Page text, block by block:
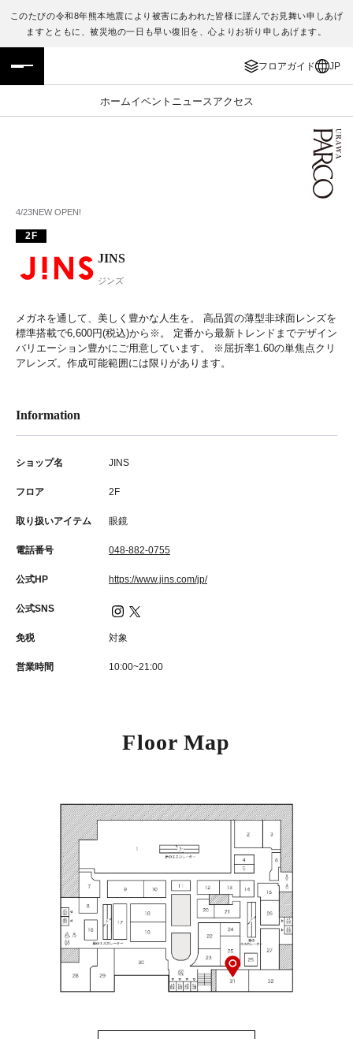
このたびの令和8年熊本地震により被害にあわれた皆様に謹んでお見舞い申しあげ
ますとともに、被災地の一日も早い復旧を、心よりお祈り申しあげます。
フロアガイド JP
ホームイベント ニュース アクセス
フロアガイド
施設案内・アクセス
TAX FREE
JP
ENGLISH
繁体字
日本語
4/23NEW OPEN!
2F
JINS
ジンズ
メガネを通して、美しく豊かな人生を。 高品質の薄型非球面レンズを
標準搭載で6,600円(税込)から※。 定番から最新トレンドまでデザイン
バリエーション豊かにご用意しています。 ※屈折率1.60の単焦点クリ
アレンズ。作成可能範囲には限りがあります。
Information
ショップ名 JINS
フロア 2F
取り扱いアイテム 眼鏡
電話番号 048-882-0755
公式HP https://www.jins.com/jp/
公式SNS
免税 対象
営業時間 10:00~21:00
Floor Map